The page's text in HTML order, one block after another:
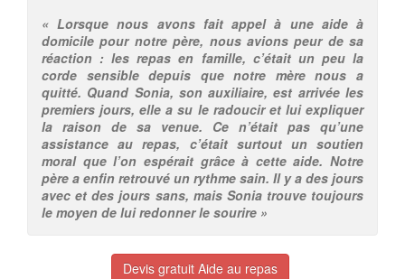
« Lorsque nous avons fait appel à une aide à
domicile pour notre père, nous avions peur de sa
réaction : les repas en famille, c’était un peu la
corde sensible depuis que notre mère nous a
quitté. Quand Sonia, son auxiliaire, est arrivée les
premiers jours, elle a su le radoucir et lui expliquer
la raison de sa venue. Ce n’était pas qu’une
assistance au repas, c’était surtout un soutien
moral que l’on espérait grâce à cette aide. Notre
père a enfin retrouvé un rythme sain. Il y a des jours
avec et des jours sans, mais Sonia trouve toujours
le moyen de lui redonner le sourire »
Devis gratuit Aide au repas